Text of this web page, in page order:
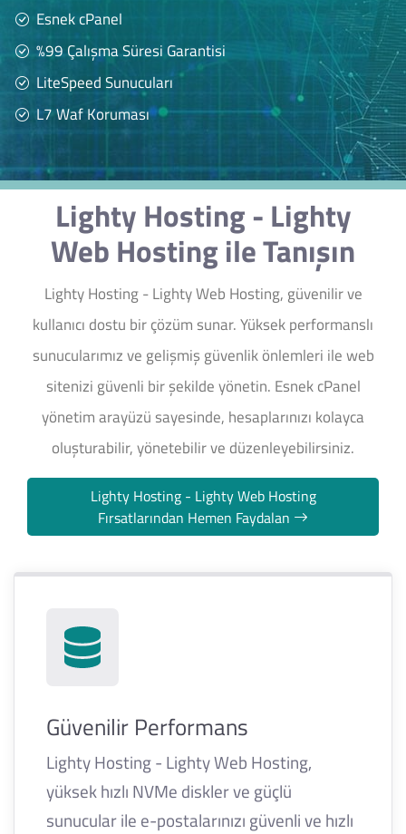
Esnek cPanel
%99 Çalışma Süresi Garantisi
LiteSpeed Sunucuları
L7 Waf Koruması
Lighty Hosting - Lighty
Web Hosting ile Tanışın
Lighty Hosting - Lighty Web Hosting, güvenilir ve
kullanıcı dostu bir çözüm sunar. Yüksek performanslı
sunucularımız ve gelişmiş güvenlik önlemleri ile web
sitenizi güvenli bir şekilde yönetin. Esnek cPanel
yönetim arayüzü sayesinde, hesaplarınızı kolayca
oluşturabilir, yönetebilir ve düzenleyebilirsiniz.
Lighty Hosting - Lighty Web Hosting
Fırsatlarından Hemen Faydalan
Güvenilir Performans
Lighty Hosting - Lighty Web Hosting,
yüksek hızlı NVMe diskler ve güçlü
sunucular ile e-postalarınızı güvenli ve hızlı